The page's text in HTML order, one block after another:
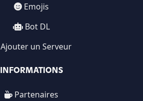
Emojis
Bot DL
Ajouter un Serveur
INFORMATIONS
Partenaires